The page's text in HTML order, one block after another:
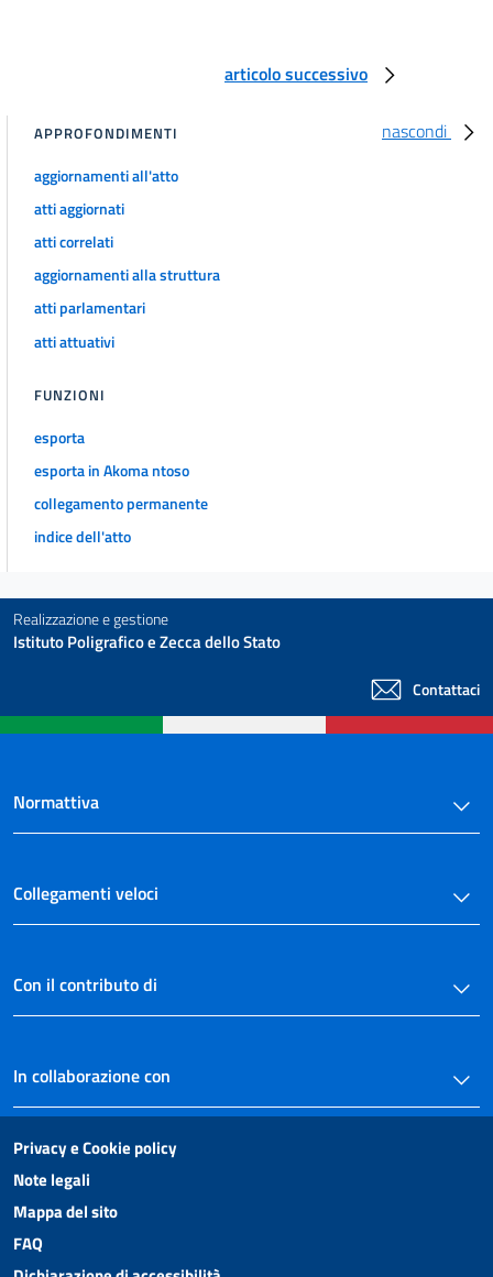
articolo successivo
nascondi
APPROFONDIMENTI
aggiornamenti all'atto
atti aggiornati
atti correlati
aggiornamenti alla struttura
atti parlamentari
atti attuativi
FUNZIONI
esporta
esporta in Akoma ntoso
collegamento permanente
indice dell'atto
Realizzazione e gestione
Istituto Poligrafico e Zecca dello Stato
Contattaci
Normattiva
Collegamenti veloci
Con il contributo di
In collaborazione con
Privacy e Cookie policy
Note legali
Mappa del sito
FAQ